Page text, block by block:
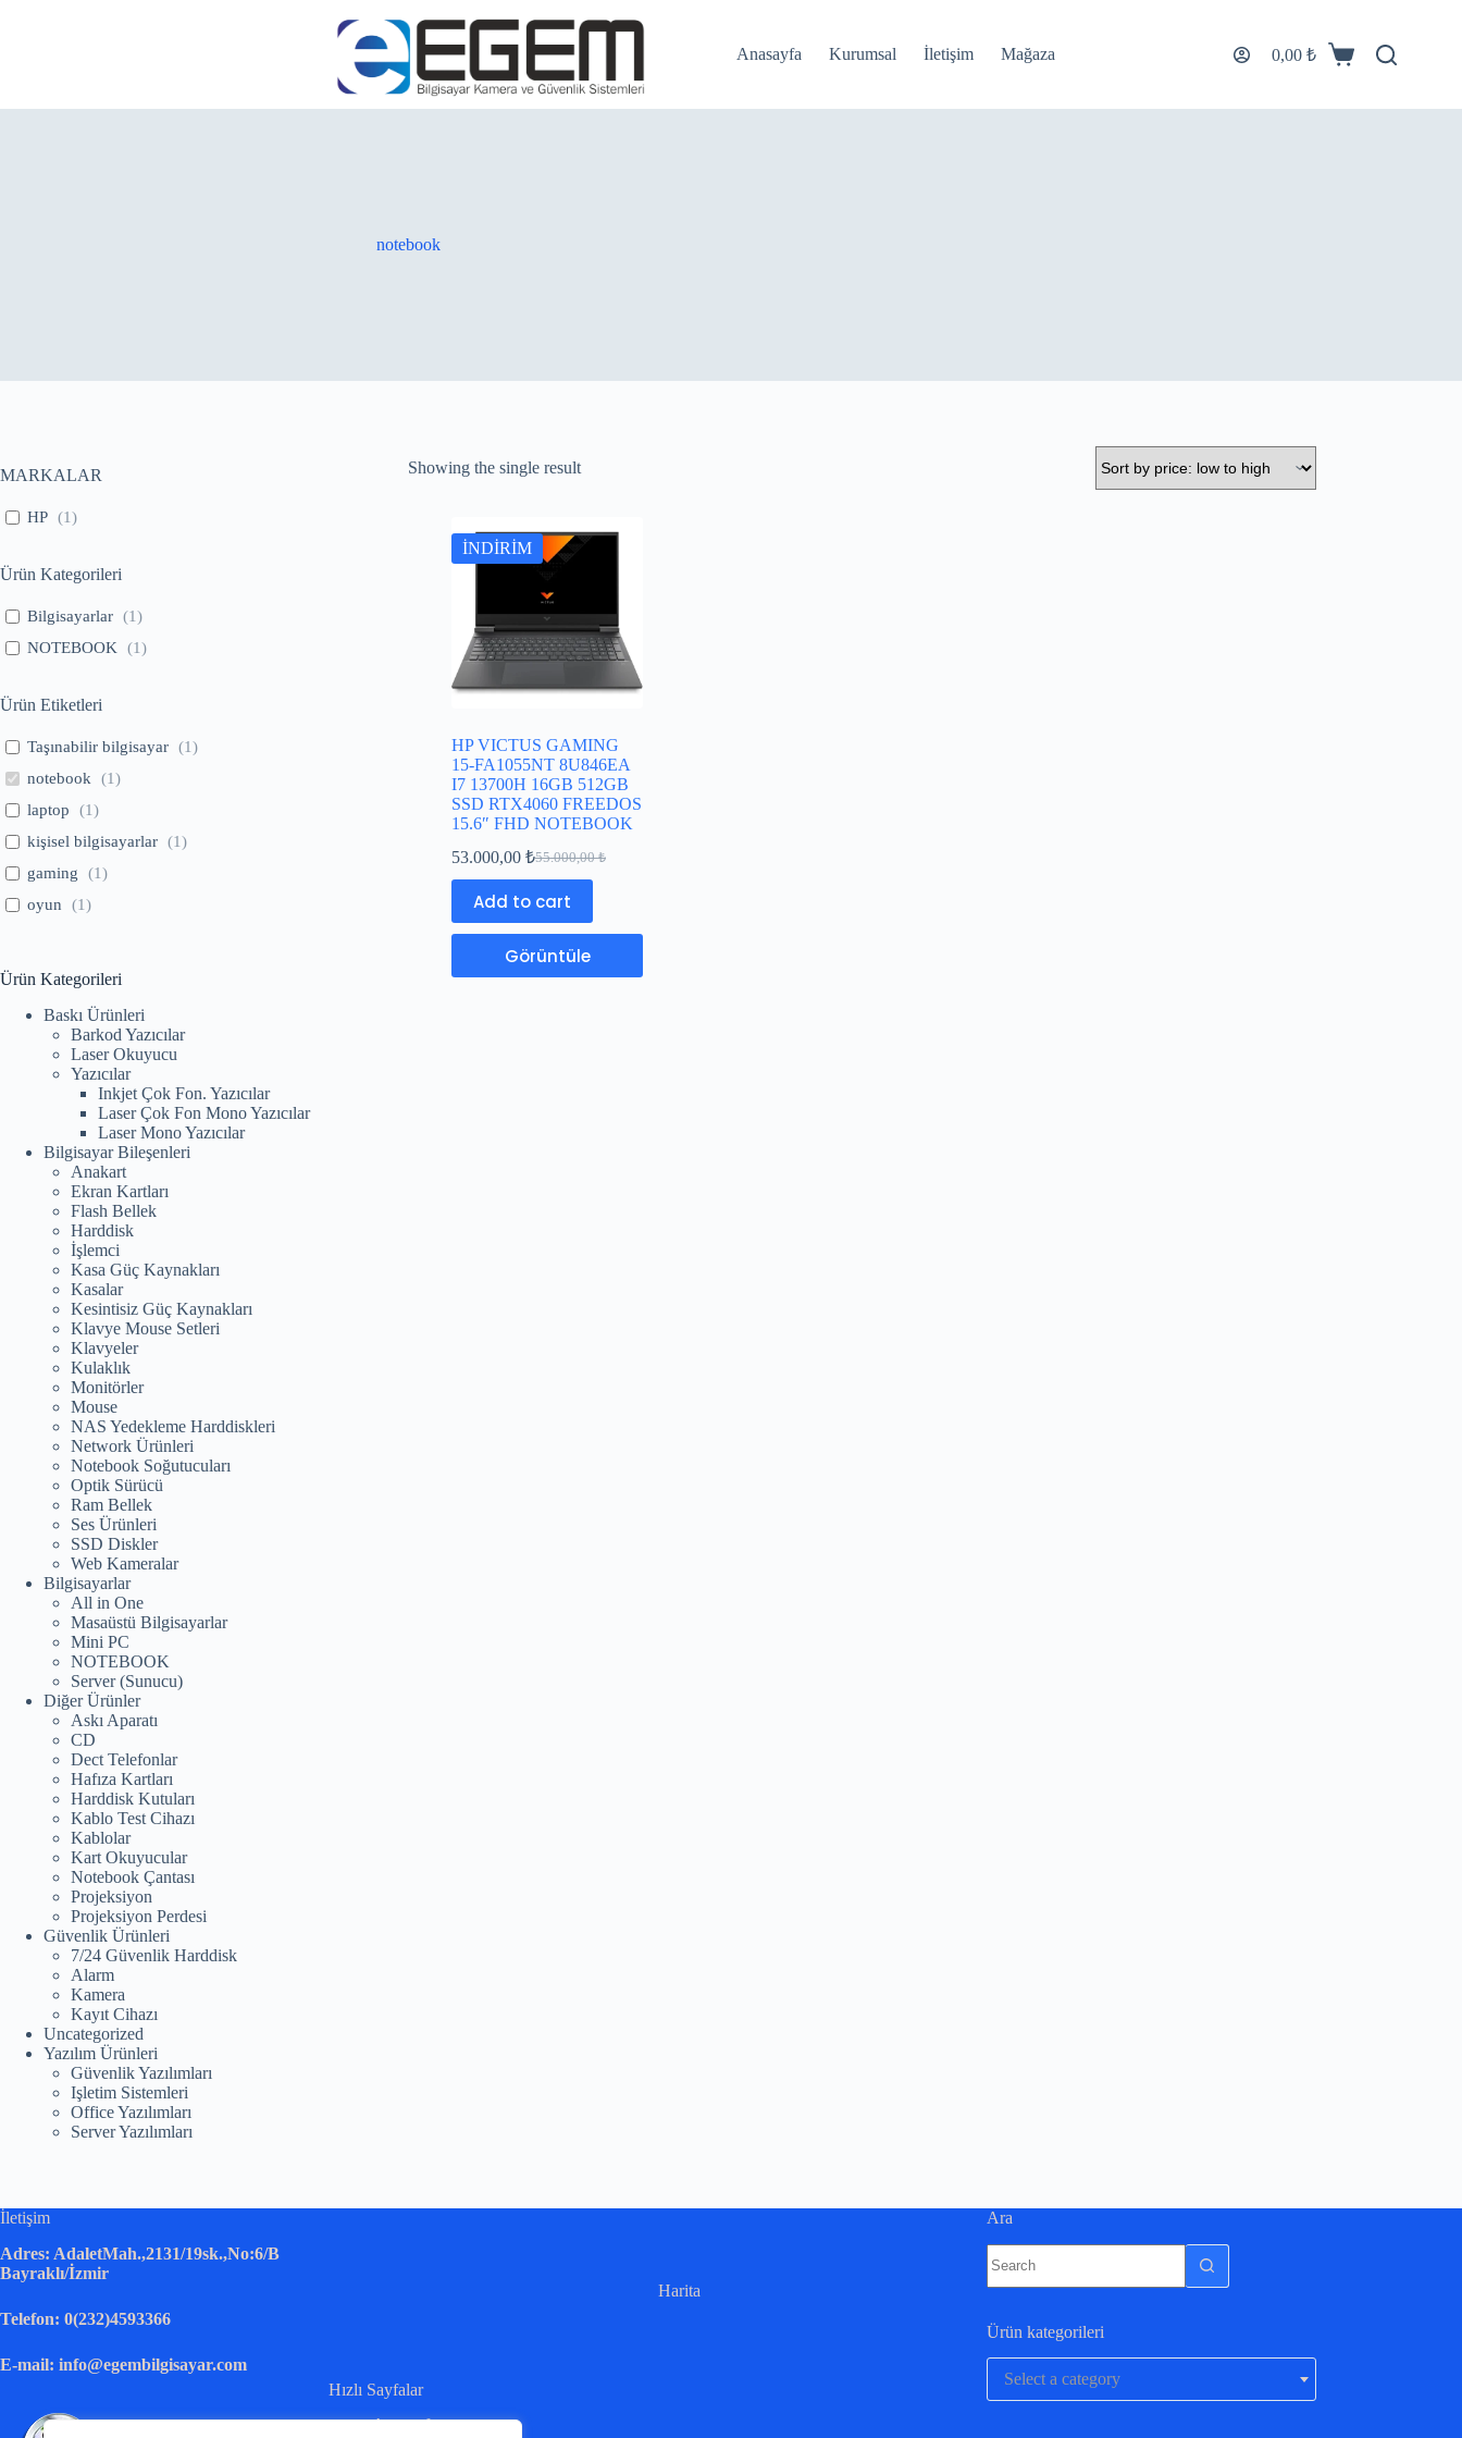
Anasayfa Kurumsal İletişim Mağaza 0,00 ₺
notebook
Showing the single result
İNDİRİM
HP VICTUS GAMING
15-FA1055NT 8U846EA
I7 13700H 16GB 512GB
SSD RTX4060 FREEDOS
15.6″ FHD NOTEBOOK
55.000,00₺
53.000,00 ₺
Add to cart
Görüntüle
MARKALAR
HP (1)
Ürün Kategorileri
Bilgisayarlar (1)
NOTEBOOK
(1)
Ürün Etiketleri
Taşınabilir bilgisayar (1)
notebook
(1)
laptop
(1)
kişisel bilgisayarlar (1)
gaming
(1)
oyun
(1)
Ürün Kategorileri
Baskı Ürünleri
Barkod Yazıcılar
Laser Okuyucu
Yazıcılar
Inkjet Çok Fon. Yazıcılar
Laser Çok Fon Mono Yazıcılar
Laser Mono Yazıcılar
Bilgisayar Bileşenleri
Anakart
Ekran Kartları
Flash Bellek
Harddisk
İşlemci
Kasa Güç Kaynakları
Kasalar
Kesintisiz Güç Kaynakları
Klavye Mouse Setleri
Klavyeler
Kulaklık
Monitörler
Mouse
NAS Yedekleme Harddiskleri
Network Ürünleri
Notebook Soğutucuları
Optik Sürücü
Ram Bellek
Ses Ürünleri
SSD Diskler
Web Kameralar
Bilgisayarlar
All in One
Masaüstü Bilgisayarlar
Mini PC
NOTEBOOK
Server (Sunucu)
Diğer Ürünler
Askı Aparatı
CD
Dect Telefonlar
Hafıza Kartları
Harddisk Kutuları
Kablo Test Cihazı
Kablolar
Kart Okuyucular
Notebook Çantası
Projeksiyon
Projeksiyon Perdesi
Güvenlik Ürünleri
7/24 Güvenlik Harddisk
Alarm
Kamera
Kayıt Cihazı
Uncategorized
Yazılım Ürünleri
Güvenlik Yazılımları
Işletim Sistemleri
Office Yazılımları
Server Yazılımları
İletişim
Adres: AdaletMah.,2131/19sk.,No:6/B
Bayraklı/İzmir
Telefon: 0(232)4593366
E-mail: info@egembilgisayar.com
Hızlı Sayfalar
Anasayfa
Harita
Ara
Ürün kategorileri
Select a category